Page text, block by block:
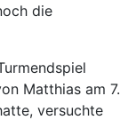
die
Matthias am 7.
versuchte